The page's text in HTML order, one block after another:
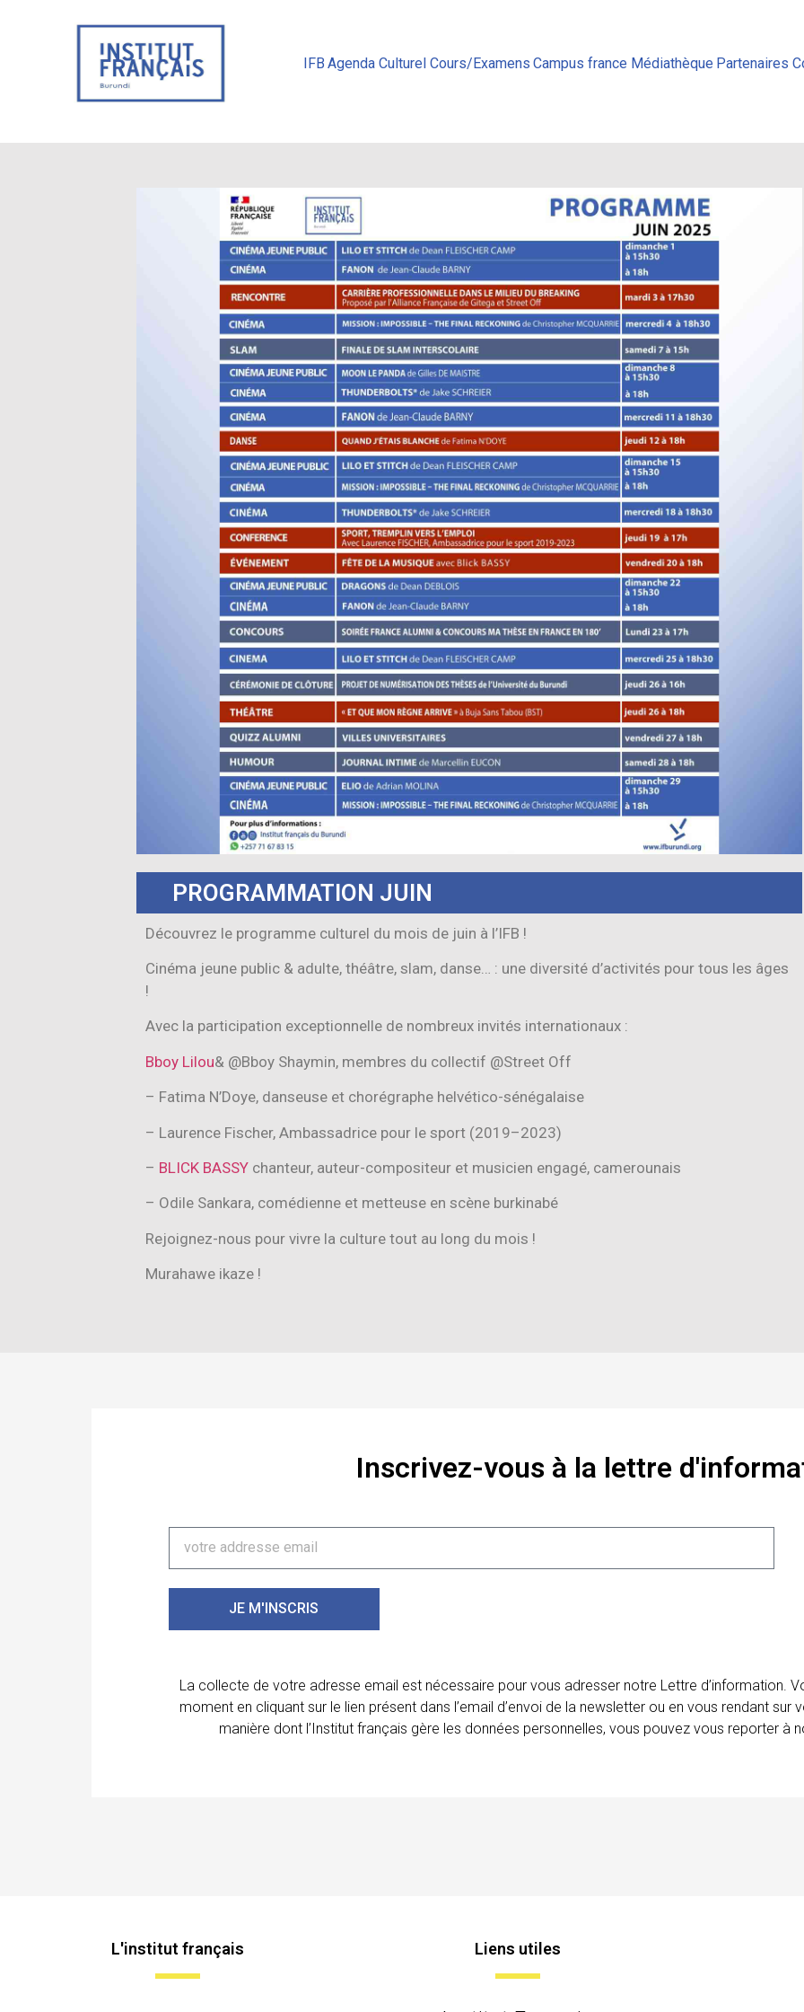
IFB Agenda Culturel Cours/Examens Campus france Médiathèque Partenaires
PROGRAMMATION JUIN
Découvrez le programme culturel du mois de juin à l’IFB !
Cinéma jeune public & adulte, théâtre, slam, danse… : une diversité d’activités pour tous les âges
!
Avec la participation exceptionnelle de nombreux invités internationaux :
Bboy Lilou& @Bboy Shaymin, membres du collectif @Street Off
– Fatima N’Doye, danseuse et chorégraphe helvético-sénégalaise
– Laurence Fischer, Ambassadrice pour le sport (2019–2023)
– BLICK BASSY chanteur, auteur-compositeur et musicien engagé, camerounais
– Odile Sankara, comédienne et metteuse en scène burkinabé
Rejoignez-nous pour vivre la culture tout au long du mois !
Murahawe ikaze !
Inscrivez-vous à la lettre
JE M'INSCRIS
La collecte de votre adresse email est nécessaire pour vous adresser notre Lettre d’information.
moment en cliquant sur le lien présent dans l’email d’envoi de la newsletter ou en vous rendant
manière dont l’Institut français gère les données personnelles, vous pouvez vous reporter à
L'institut français Liens utiles